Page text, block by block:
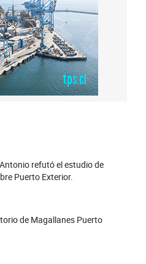
refutó el estudio de
Puerto Exterior.
de Magallanes Puerto